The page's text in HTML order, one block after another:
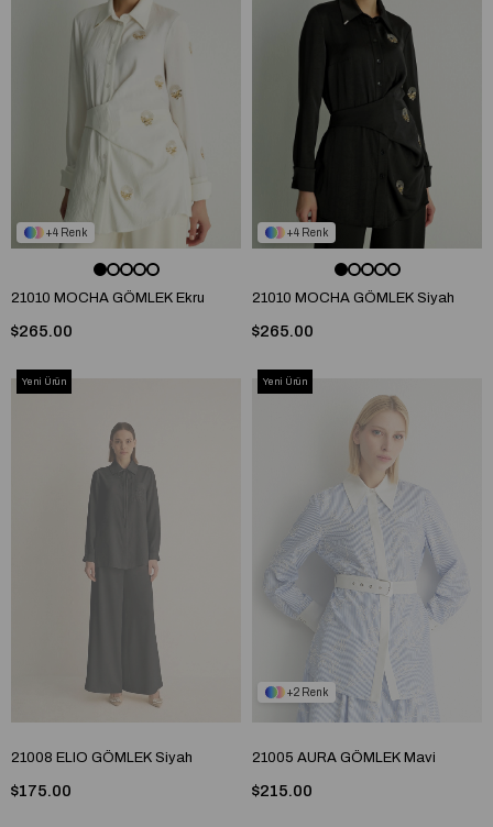
4
21010 MOCHA GÖMLEK Ekru
$265.00
4
21010 MOCHA GÖMLEK Siyah
$265.00
21008 ELIO GÖMLEK Siyah
$175.00
Yeni Ürün
2
21005 AURA GÖMLEK Mavi
$215.00
Yeni Ürün